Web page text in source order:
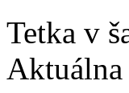
Tetka v
Aktuálna